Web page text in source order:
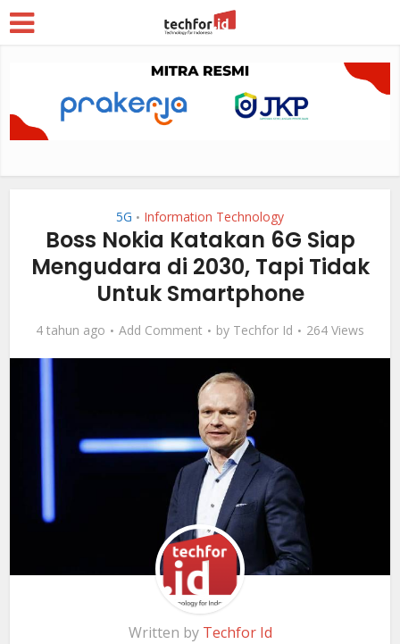
5G • Information Technology
Boss Nokia Katakan 6G Siap
Mengudara di 2030, Tapi Tidak
Untuk Smartphone
4 tahun ago Add Comment by Techfor Id 264 Views
Written by Techfor Id